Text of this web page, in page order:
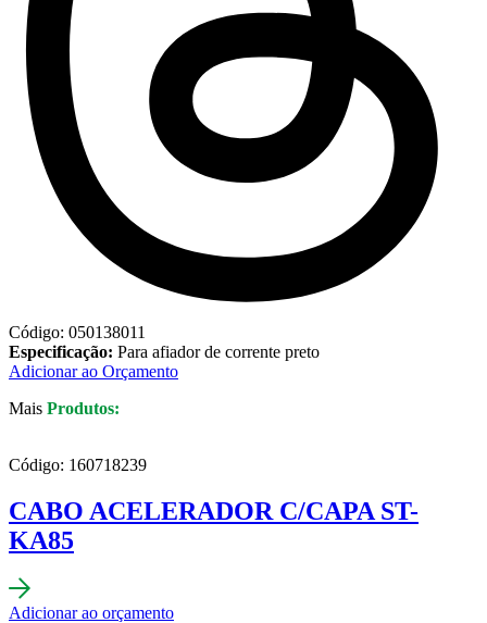
Código: 050138011
Especificação: Para afiador de corrente preto
Adicionar ao Orçamento
Mais Produtos:
Código: 160718239
CABO ACELERADOR C/CAPA ST-
KA85
Adicionar ao orçamento